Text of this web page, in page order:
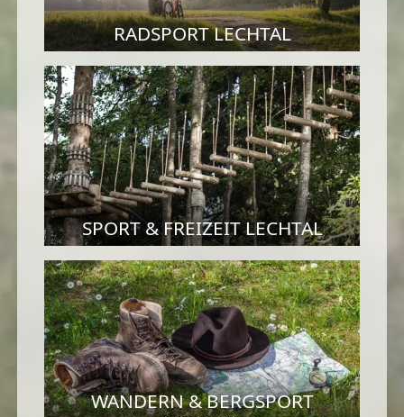
RADSPORT LECHTAL
SPORT & FREIZEIT LECHTAL
WANDERN & BERGSPORT